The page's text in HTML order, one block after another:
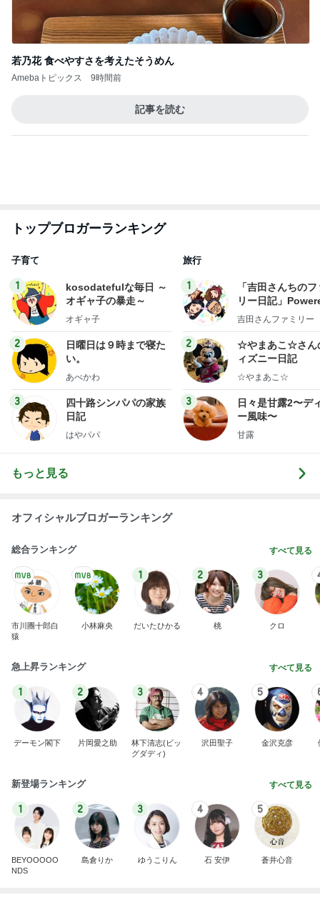
若乃花 食べやすさを考えたそうめん
Amebaトピックス 9時間前
記事を読む
トップブロガーランキング
子育て
1
kosodatefulな毎日 ～
オギャ子の暴走～
オギャ子
2
日曜日は９時まで寝た
い。
あべかわ
3
四十路シンパパの家族
日記
はやパパ
旅行
1
「吉田さんちの
リー日記」
y Ameba 吉田さ
ログ
吉田さんファミリー
2
☆やまあこ☆さん
ィズニー日記
☆やまあこ☆
3
日々是甘露2〜デ
ー風味〜
甘露
もっと見る
オフィシャルブロガーランキング
総合ランキング すべて見る
市川團十郎白
猿
小林麻央
1
だいたひかる
2
桃
3
クロ
急上昇ランキング すべて見る
1
デーモン閣下
2
片岡愛之助
3
林下清志(ビッ
グダディ)
4
沢田聖子
5
金沢克彦
新登場ランキング すべて見る
1
BEYOOOOO
NDS
2
島倉りか
3
ゆうこりん
4
石 安伊
5
蒼井心音